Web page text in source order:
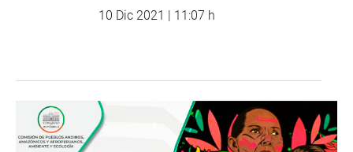
10 Dic 2021 | 11:07 h